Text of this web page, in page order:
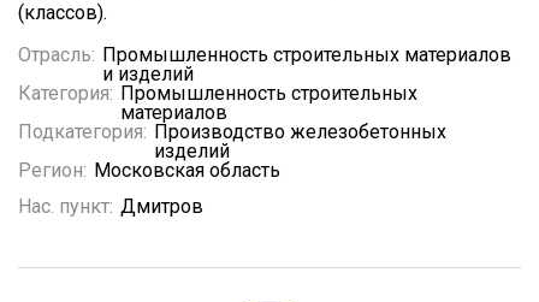
(классов).
Отрасль: Промышленность строительных материалов
и изделий
Категория: Промышленность строительных
материалов
Подкатегория: Производство железобетонных
изделий
Регион: Московская область
Нас. пункт: Дмитров